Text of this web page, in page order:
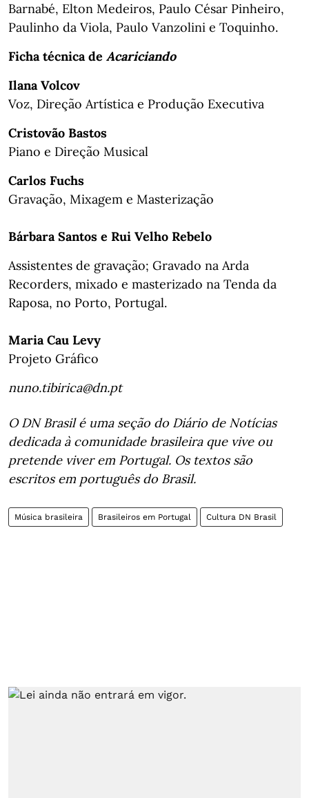
Barnabé, Elton Medeiros, Paulo César Pinheiro,
Paulinho da Viola, Paulo Vanzolini e Toquinho.
Ficha técnica de Acariciando
Ilana Volcov
Voz, Direção Artística e Produção Executiva
Cristovão Bastos
Piano e Direção Musical
Carlos Fuchs
Gravação, Mixagem e Masterização
Bárbara Santos e Rui Velho Rebelo
Assistentes de gravação; Gravado na Arda
Recorders, mixado e masterizado na Tenda da
Raposa, no Porto, Portugal.
Maria Cau Levy
Projeto Gráfico
nuno.tibirica@dn.pt
O DN Brasil é uma seção do Diário de Notícias
dedicada à comunidade brasileira que vive ou
pretende viver em Portugal. Os textos são
escritos em português do Brasil.
Música brasileira Brasileiros em Portugal Cultura DN Brasil